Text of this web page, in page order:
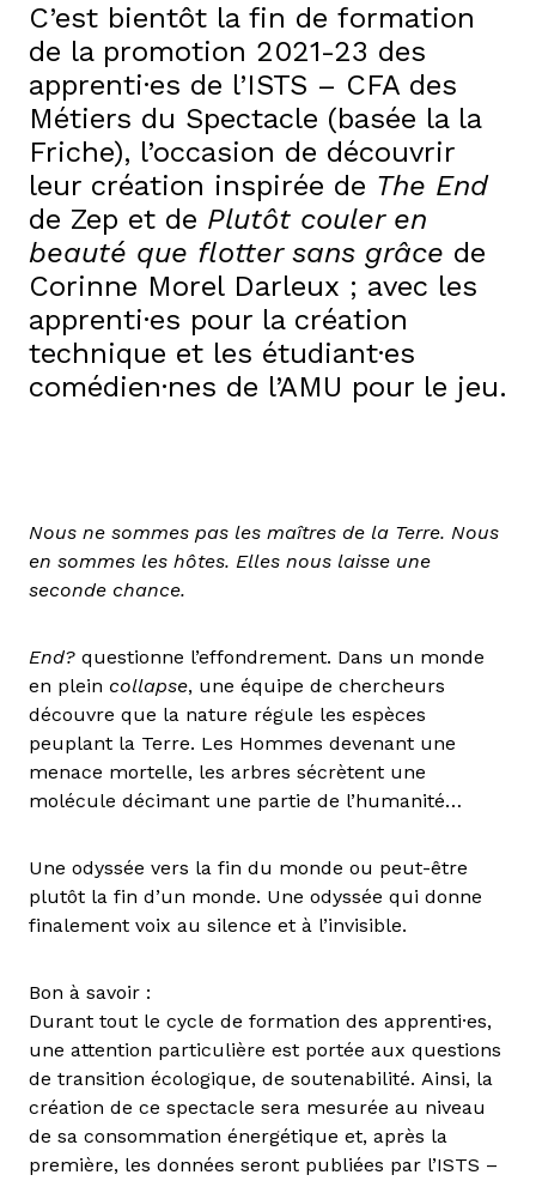
C’est bientôt la fin de formation
de la promotion 2021-23 des
apprenti·es de l’ISTS – CFA des
Métiers du Spectacle (basée la la
Friche), l’occasion de découvrir
leur création inspirée de The End
de Zep et de Plutôt couler en
beauté que flotter sans grâce de
Corinne Morel Darleux ; avec les
apprenti·es pour la création
technique et les étudiant·es
comédien·nes de l’AMU pour le jeu.
Nous ne sommes pas les maîtres de la Terre. Nous
en sommes les hôtes. Elles nous laisse une
seconde chance.
End? questionne l’effondrement. Dans un monde
en plein collapse, une équipe de chercheurs
découvre que la nature régule les espèces
peuplant la Terre. Les Hommes devenant une
menace mortelle, les arbres sécrètent une
molécule décimant une partie de l’humanité…
Une odyssée vers la fin du monde ou peut-être
plutôt la fin d’un monde. Une odyssée qui donne
finalement voix au silence et à l’invisible.
Bon à savoir :
Durant tout le cycle de formation des apprenti·es,
une attention particulière est portée aux questions
de transition écologique, de soutenabilité. Ainsi, la
création de ce spectacle sera mesurée au niveau
de sa consommation énergétique et, après la
première, les données seront publiées par l’ISTS –